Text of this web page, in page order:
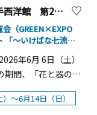
自動車株式会社の協
素）の外部給電機
コロジーな話題性
ます。プレゼンタ
ントの「丸りお
トークショーや
る演奏も行われま
幻想的な光で包む
催日：2025年12
金・土曜
：横浜山手西洋館
ラフ18番館、ベー
リスマン邸、横浜
【開催終了】山手西洋館 第24回「花と器のハーモニー2026」【横浜市】
（GREEN×EXPO
「～いけばな七流派
年6月 6日（土）
期間、「花と器のハ
開催されます。
ー」は、かつて外
～6月14日（日）